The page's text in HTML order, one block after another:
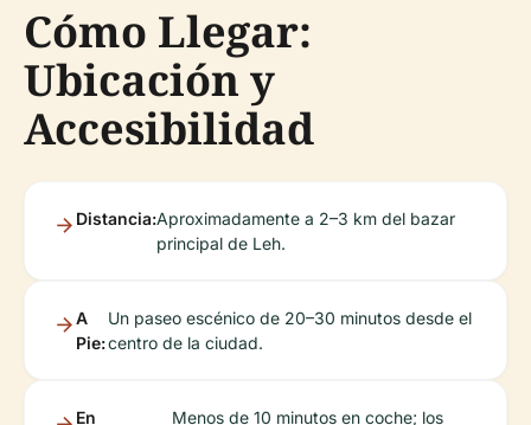
Cómo Llegar:
Ubicación y
Accesibilidad
Distancia:Aproximadamente a 2–3 km del bazar
principal de Leh.
A
Pie:
Un paseo escénico de 20–30 minutos desde el
centro de la ciudad.
En
Menos de 10 minutos en coche; los